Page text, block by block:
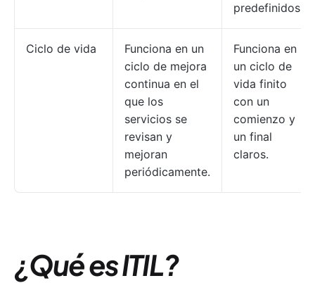
predefinidos.
Ciclo de vida
Funciona en un
ciclo de mejora
continua en el
que los
servicios se
revisan y
mejoran
periódicamente.
Funciona en
un ciclo de
vida finito
con un
comienzo y
un final
claros.
¿Qué es ITIL?